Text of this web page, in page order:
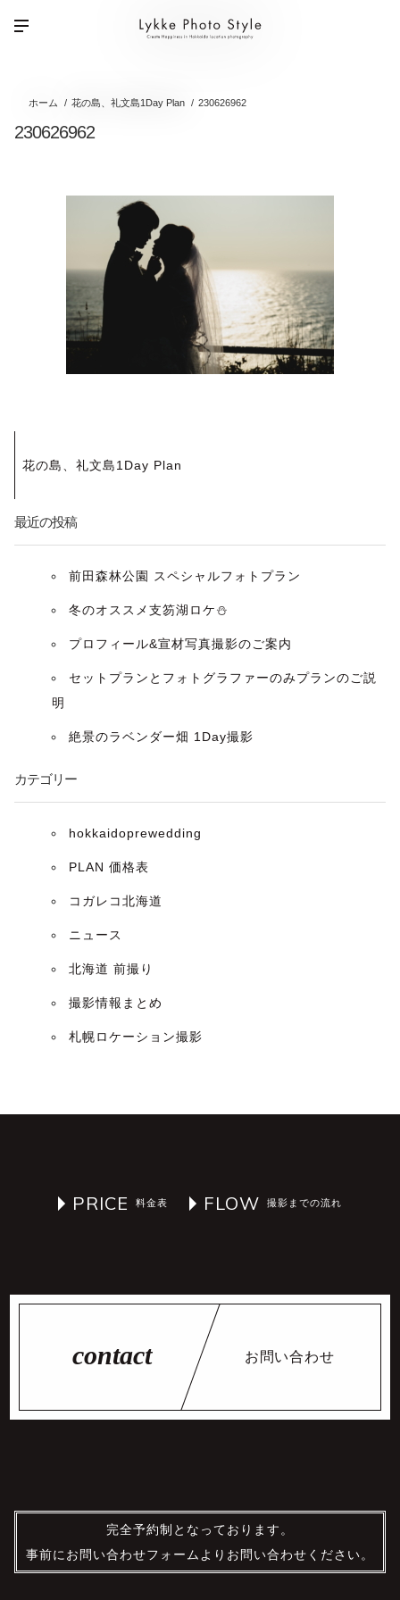
ホーム 花の島、礼文島1Day Plan 230626962
230626962
投
稿
ナ
ン
花の島、礼文島1Day Plan
最近の投稿
前田森林公園 スペシャルフォトプラン
冬のオススメ支笏湖ロケ⛄️
プロフィール&宣材写真撮影のご案内
セットプランとフォトグラファーのみプランのご説
明
絶景のラベンダー畑 1Day撮影
カテゴリー
hokkaidoprewedding
PLAN 価格表
コガレコ北海道
ニュース
北海道 前撮り
撮影情報まとめ
札幌ロケーション撮影
PRICE FLOW
お問い合わせ
完全予約制となっております。
事前にお問い合わせフォームよりお問い合わせください。